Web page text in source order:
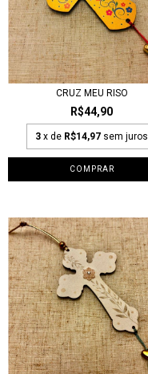
CRUZ MEU RISO
R$44,90
3 x de R$14,97 sem juros